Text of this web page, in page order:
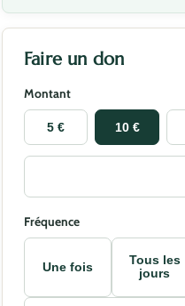
Faire un don
Montant
5 € 10 €
Fréquence
Une fois
Tous les
jours